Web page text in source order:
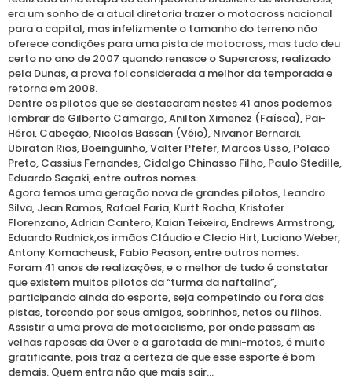
era um sonho de a atual diretoria trazer o motocross nacional
para a capital, mas infelizmente o tamanho do terreno não
oferece condições para uma pista de motocross, mas tudo deu
certo no ano de 2007 quando renasce o Supercross, realizado
pela Dunas, a prova foi considerada a melhor da temporada e
retorna em 2008.
Dentre os pilotos que se destacaram nestes 41 anos podemos
lembrar de Gilberto Camargo, Anilton Ximenez (Faísca), Pai-
Héroi, Cabeção, Nicolas Bassan (Véio), Nivanor Bernardi,
Ubiratan Rios, Boeinguinho, Valter Pfefer, Marcos Usso, Polaco
Preto, Cassius Fernandes, Cidalgo Chinasso Filho, Paulo Stedille,
Eduardo Saçaki, entre outros nomes.
Agora temos uma geração nova de grandes pilotos, Leandro
Silva, Jean Ramos, Rafael Faria, Kurtt Rocha, Kristofer
Florenzano, Adrian Cantero, Kaian Teixeira, Endrews Armstrong,
Eduardo Rudnick,os irmãos Cláudio e Clecio Hirt, Luciano Weber,
Antony Komacheusk, Fabio Peason, entre outros nomes.
Foram 41 anos de realizações, e o melhor de tudo é constatar
que existem muitos pilotos da “turma da naftalina”,
participando ainda do esporte, seja competindo ou fora das
pistas, torcendo por seus amigos, sobrinhos, netos ou filhos.
Assistir a uma prova de motociclismo, por onde passam as
velhas raposas da Over e a garotada de mini-motos, é muito
gratificante, pois traz a certeza de que esse esporte é bom
demais. Quem entra não que mais sair…